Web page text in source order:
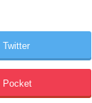
Twitter
Pocket